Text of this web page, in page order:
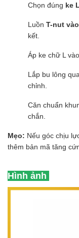
Chọn đúng ke
Luồn T-nut
kết.
Áp ke chữ L
Lắp bu lông
chỉnh.
Căn chuẩn
chắn.
Mẹo: Nếu góc chịu
thêm bản mã tăng
Hình ảnh